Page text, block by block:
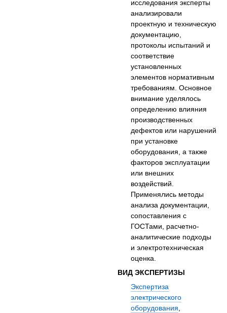
исследования эксперты
анализировали
проектную и техническую
документацию,
протоколы испытаний и
соответствие
установленных
элементов нормативным
требованиям. Основное
внимание уделялось
определению влияния
производственных
дефектов или нарушений
при установке
оборудования, а также
факторов эксплуатации
или внешних
воздействий.
Применялись методы
анализа документации,
сопоставления с
ГОСТами, расчетно-
аналитические подходы
и электротехническая
оценка.
ВИД ЭКСПЕРТИЗЫ
Экспертиза
электрического
оборудования,